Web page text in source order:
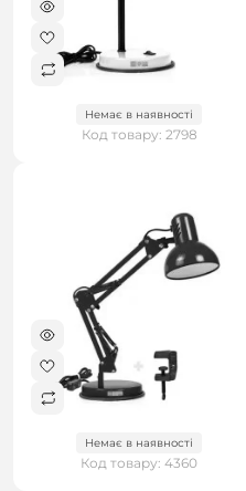
Немає в наявності
Код товару: 2798
Немає в наявності
Код товару: 4360